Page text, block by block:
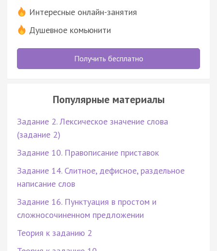
Интересные онлайн-занятия
Душевное комьюнити
Получить бесплатно
Популярные материалы
Задание 2. Лексическое значение слова
(задание 2)
Задание 10. Правописание приставок
Задание 14. Слитное, дефисное, раздельное
написание слов
Задание 16. Пунктуация в простом и
сложносочиненном предложении
Теория к заданию 2